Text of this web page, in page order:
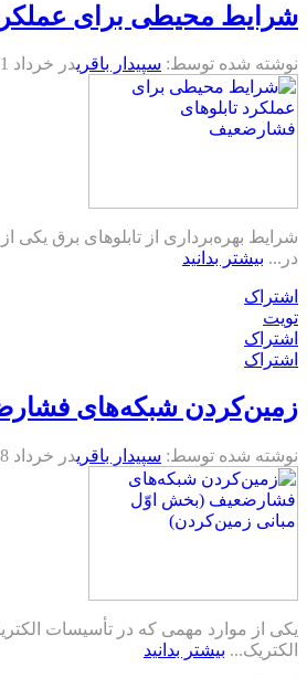
شرایط محیطی برای
نوشته شده توسط: سپیدار باقریدر خرداد 21, 1399
شرایط بهره‌برداری از تابلوهای برق
در... بیشتر بدانید
اشتراک
تویت
اشتراک
اشتراک
زمین‌کردن شبکه‌های
نوشته شده توسط: سپیدار باقریدر خرداد 18, 1399
یکی از موارد مهمی که در تأسیسات
الکتريک... بیشتر بدانید